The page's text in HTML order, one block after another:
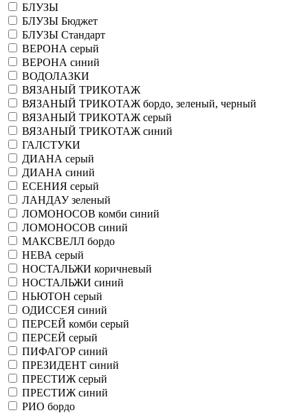
БЛУЗЫ
БЛУЗЫ Бюджет
БЛУЗЫ Стандарт
ВЕРОНА серый
ВЕРОНА синий
ВОДОЛАЗКИ
ВЯЗАНЫЙ ТРИКОТАЖ
ВЯЗАНЫЙ ТРИКОТАЖ бордо, зеленый, черный
ВЯЗАНЫЙ ТРИКОТАЖ серый
ВЯЗАНЫЙ ТРИКОТАЖ синий
ГАЛСТУКИ
ДИАНА серый
ДИАНА синий
ЕСЕНИЯ серый
ЛАНДАУ зеленый
ЛОМОНОСОВ комби синий
ЛОМОНОСОВ синий
МАКСВЕЛЛ бордо
НЕВА серый
НОСТАЛЬЖИ коричневый
НОСТАЛЬЖИ синий
НЬЮТОН серый
ОДИССЕЯ синий
ПЕРСЕЙ комби серый
ПЕРСЕЙ серый
ПИФАГОР синий
ПРЕЗИДЕНТ синий
ПРЕСТИЖ серый
ПРЕСТИЖ синий
РИО бордо